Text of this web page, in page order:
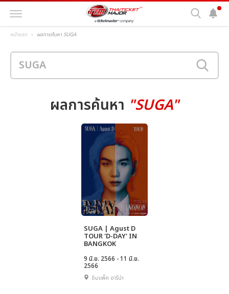
หน้าแรก ผลการค้นหา SUGA
ผลการค้นหา "SUGA"
SUGA | Agust D
TOUR 'D-DAY' IN
BANGKOK
9 มิ.ย. 2566 - 11 มิ.ย.
2566
อิมแพ็ค อารีน่า